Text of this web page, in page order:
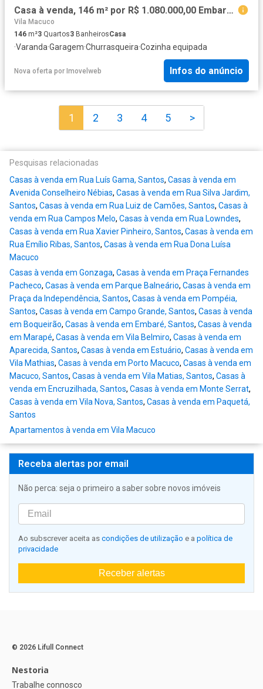
Casa à venda, 146 m² por R$ 1.080.000,00 Embaré Santos/SP
Vila Macuco
146 m²3 Quartos3 BanheirosCasa
·Varanda·Garagem·Churrasqueira·Cozinha equipada
Nova oferta por Imovelweb Infos do anúncio
1 2 3 4 5 >
Pesquisas relacionadas
Casas à venda em Rua Luís Gama, Santos, Casas à venda em
Avenida Conselheiro Nébias, Casas à venda em Rua Silva Jardim,
Santos, Casas à venda em Rua Luiz de Camões, Santos, Casas à
venda em Rua Campos Melo, Casas à venda em Rua Lowndes,
Casas à venda em Rua Xavier Pinheiro, Santos, Casas à venda em
Rua Emílio Ribas, Santos, Casas à venda em Rua Dona Luísa
Macuco
Casas à venda em Gonzaga, Casas à venda em Praça Fernandes
Pacheco, Casas à venda em Parque Balneário, Casas à venda em
Praça da Independência, Santos, Casas à venda em Pompéia,
Santos, Casas à venda em Campo Grande, Santos, Casas à venda
em Boqueirão, Casas à venda em Embaré, Santos, Casas à venda
em Marapé, Casas à venda em Vila Belmiro, Casas à venda em
Aparecida, Santos, Casas à venda em Estuário, Casas à venda em
Vila Mathias, Casas à venda em Porto Macuco, Casas à venda em
Macuco, Santos, Casas à venda em Vila Matias, Santos, Casas à
venda em Encruzilhada, Santos, Casas à venda em Monte Serrat,
Casas à venda em Vila Nova, Santos, Casas à venda em Paquetá,
Santos
Apartamentos à venda em Vila Macuco
Receba alertas por email
Não perca: seja o primeiro a saber sobre novos imóveis
Ao subscrever aceita as condições de utilização e a política de
privacidade
Receber alertas
© 2026 Lifull Connect
Nestoria
Trabalhe connosco